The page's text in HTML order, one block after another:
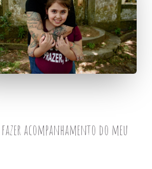
acompanhamento do meu